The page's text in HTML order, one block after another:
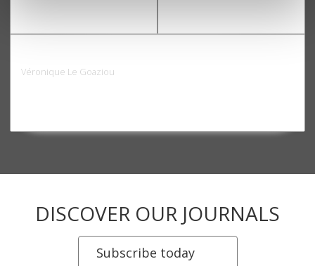
Véronique Le Goaziou
DISCOVER OUR JOURNALS
Subscribe today